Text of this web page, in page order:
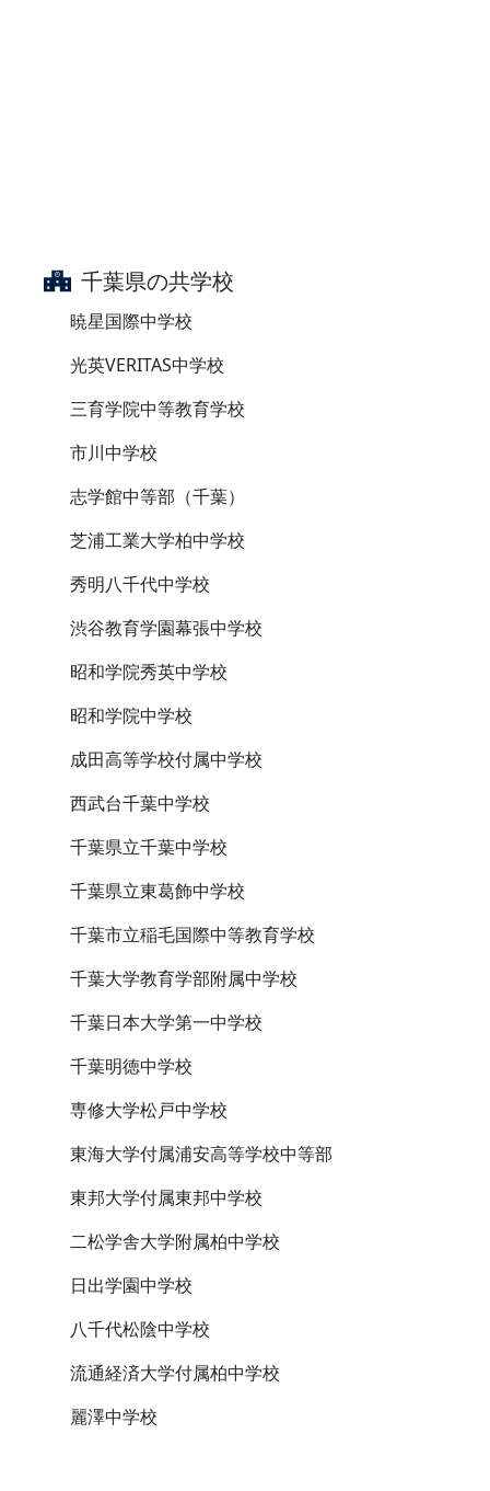
千葉県の共学校
暁星国際中学校
光英VERITAS中学校
三育学院中等教育学校
市川中学校
志学館中等部（千葉）
芝浦工業大学柏中学校
秀明八千代中学校
渋谷教育学園幕張中学校
昭和学院秀英中学校
昭和学院中学校
成田高等学校付属中学校
西武台千葉中学校
千葉県立千葉中学校
千葉県立東葛飾中学校
千葉市立稲毛国際中等教育学校
千葉大学教育学部附属中学校
千葉日本大学第一中学校
千葉明徳中学校
専修大学松戸中学校
東海大学付属浦安高等学校中等部
東邦大学付属東邦中学校
二松学舎大学附属柏中学校
日出学園中学校
八千代松陰中学校
流通経済大学付属柏中学校
麗澤中学校